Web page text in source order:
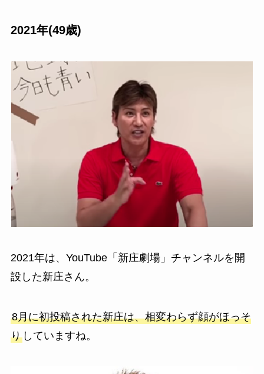
2021年(49歳)
2021年は、YouTube「新庄劇場」チャンネルを開
設した新庄さん。
8月に初投稿された新庄は、相変わらず顔がほっそ
りしていますね。